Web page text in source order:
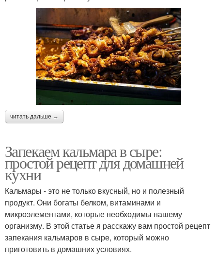
читать дальше →
Запекаем кальмара в сыре:
простой рецепт для домашней
кухни
Кальмары - это не только вкусный, но и полезный
продукт. Они богаты белком, витаминами и
микроэлементами, которые необходимы нашему
организму. В этой статье я расскажу вам простой рецепт
запекания кальмаров в сыре, который можно
приготовить в домашних условиях.